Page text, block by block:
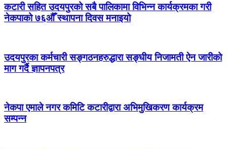
कटारी सहित उदयपुरको सबै पालिकामा विभिन्न कार्यक्रमका गरी
नेकपाको ७६औँ स्थापना दिवस मनाइयो
उदयपुरका कर्मचारी सङ्गठनहरुद्धारा सङ्घीय निजामती ऐन जारीको
माग गर्दै ज्ञापनपत्र
नेकपा एमाले नगर कमिटि कटारीद्वारा अभिमुखिकरण कार्यक्रम
सम्पन्न